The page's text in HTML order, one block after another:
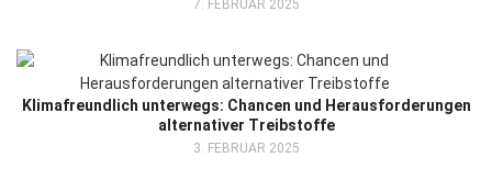
7. FEBRUAR 2025
Klimafreundlich unterwegs: Chancen und Herausforderungen
alternativer Treibstoffe
3. FEBRUAR 2025